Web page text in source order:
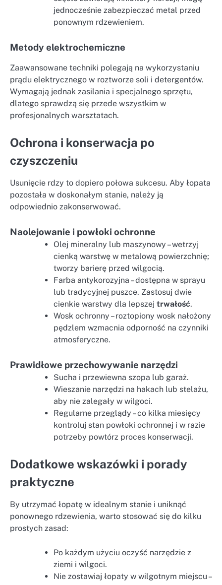
jednocześnie zabezpieczać metal przed
ponownym rdzewieniem.
Metody elektrochemiczne
Zaawansowane techniki polegają na wykorzystaniu
prądu elektrycznego w roztworze soli i detergentów.
Wymagają jednak zasilania i specjalnego sprzętu,
dlatego sprawdzą się przede wszystkim w
profesjonalnych warsztatach.
Ochrona i konserwacja po
czyszczeniu
Usunięcie rdzy to dopiero połowa sukcesu. Aby łopata
pozostała w doskonałym stanie, należy ją
odpowiednio zakonserwować.
Naolejowanie i powłoki ochronne
Olej mineralny lub maszynowy – wetrzyj
cienką warstwę w metalową powierzchnię;
tworzy barierę przed wilgocią.
Farba antykorozyjna – dostępna w sprayu
lub tradycyjnej puszce. Zastosuj dwie
cienkie warstwy dla lepszej trwałość.
Wosk ochronny – roztopiony wosk nałożony
pędzlem wzmacnia odporność na czynniki
atmosferyczne.
Prawidłowe przechowywanie narzędzi
Sucha i przewiewna szopa lub garaż.
Wieszanie narzędzi na hakach lub stelażu,
aby nie zalegały w wilgoci.
Regularne przeglądy – co kilka miesięcy
kontroluj stan powłoki ochronnej i w razie
potrzeby powtórz proces konserwacji.
Dodatkowe wskazówki i porady
praktyczne
By utrzymać łopatę w idealnym stanie i uniknąć
ponownego rdzewienia, warto stosować się do kilku
prostych zasad:
Po każdym użyciu oczyść narzędzie z
ziemi i wilgoci.
Nie zostawiaj łopaty w wilgotnym miejscu –